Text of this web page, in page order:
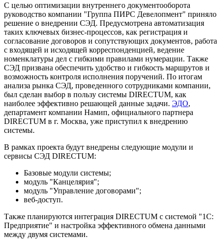
С целью оптимизации внутреннего документооборота
руководство компании "Группа ПИРС Девелопмент" приняло
решение о внедрении СЭД. Предусмотрена автоматизация
таких ключевых бизнес-процессов, как регистрация и
согласование договоров и сопутствующих документов, работа
с входящей и исходящей корреспонденцией, ведение
номенклатуры дел с гибкими правилами нумерации. Также
СЭД призвана обеспечить удобство и гибкость маршрутов и
возможность контроля исполнения поручений. По итогам
анализа рынка СЭД, проведенного сотрудниками компании,
был сделан выбор в пользу системы DIRECTUM, как
наиболее эффективно решающей данные задачи. ЭДО,
департамент компании Намип, официального партнера
DIRECTUM в г. Москва, уже приступил к внедрению
системы.
В рамках проекта будут внедрены следующие модули и
сервисы СЭД DIRECTUM:
Базовые модули системы;
модуль "Канцелярия";
модуль "Управление договорами";
веб-доступ.
Также планируются интеграция DIRECTUM с системой "1С:
Предприятие" и настройка эффективного обмена данными
между двумя системами.